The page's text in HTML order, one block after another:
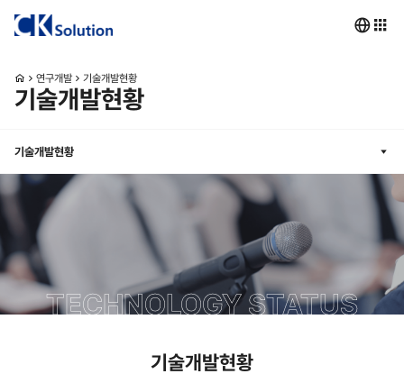
연구개발 기술개발현황
기술개발현황
기술개발현황
TECHNOLOGY STATUS
기술개발현황